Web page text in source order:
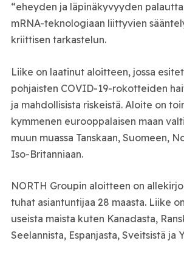
“eheyden ja läpinäkyvyyden
mRNA-teknologiaan liittyvien
kriittisen tarkastelun.
Liike on laatinut aloitteen, jossa
pohjaisten COVID-19-rokotteiden
ja mahdollisista riskeistä. Aloite on
kymmenen eurooppalaisen maan
muun muassa Tanskaan, Suomeen,
Iso-Britanniaan.
NORTH Groupin aloitteen on
tuhat asiantuntijaa 28 maasta. Liike
useista maista kuten Kanadasta,
Seelannista, Espanjasta, Sveitsistä ja